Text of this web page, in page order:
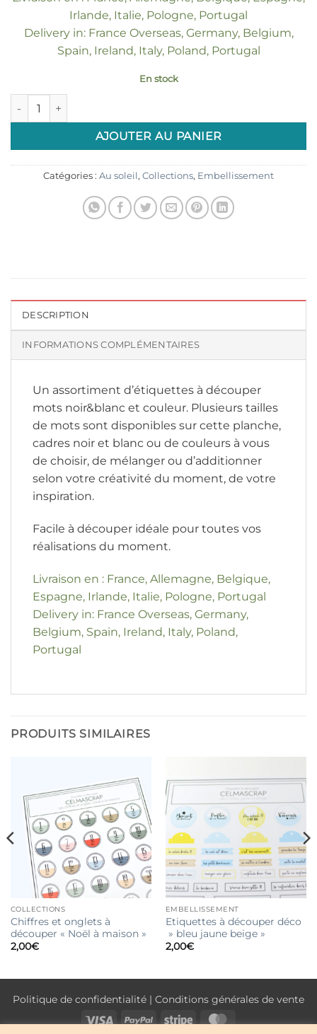
Irlande, Italie, Pologne, Portugal
Delivery in: France Overseas, Germany, Belgium,
Spain, Ireland, Italy, Poland, Portugal
En stock
quantité de Etiquettes à découper Mots "Au soleil"
AJOUTER AU PANIER
Catégories : Au soleil, Collections, Embellissement
DESCRIPTION
INFORMATIONS COMPLÉMENTAIRES
Un assortiment d’étiquettes à découper
mots noir&blanc et couleur. Plusieurs tailles
de mots sont disponibles sur cette planche,
cadres noir et blanc ou de couleurs à vous
de choisir, de mélanger ou d’additionner
selon votre créativité du moment, de votre
inspiration.
Facile à découper idéale pour toutes vos
réalisations du moment.
Livraison en : France, Allemagne, Belgique,
Espagne, Irlande, Italie, Pologne, Portugal
Delivery in: France Overseas, Germany,
Belgium, Spain, Ireland, Italy, Poland,
Portugal
PRODUITS SIMILAIRES
COLLECTIONS
Chiffres et onglets à
découper « Noël à maison »
2,00€
EMBELLISSEMENT
Etiquettes à découper déco
» bleu jaune beige »
2,00€
Politique de confidentialité | Conditions générales de vente
Visa
PayPal Stripe